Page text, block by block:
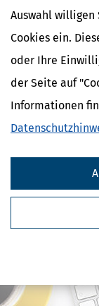
Auswahl willigen
Cookies ein.
oder Ihre
der Seite auf
Informationen
Finanzamt &
Lohnsteuer-